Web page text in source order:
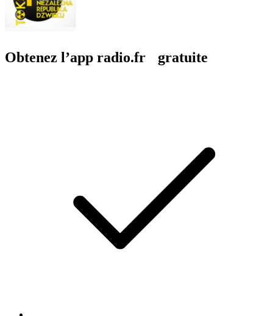
Obtenez l’app radio.fr gratuite